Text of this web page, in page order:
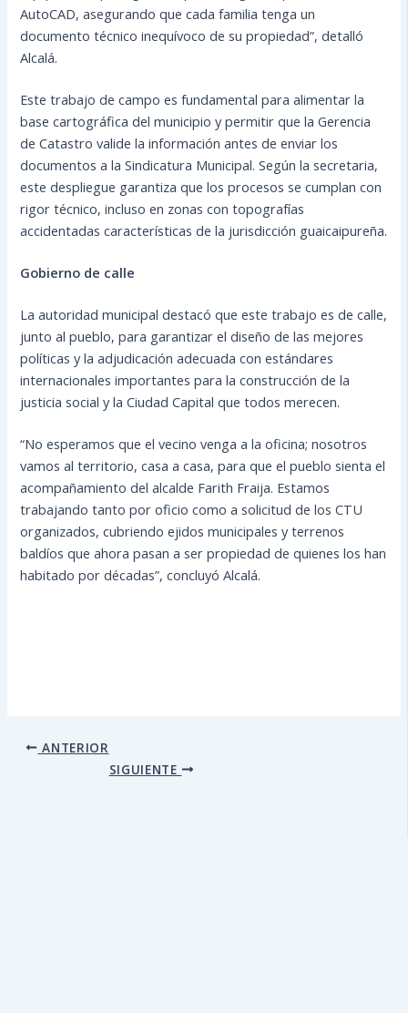
AutoCAD, asegurando que cada familia tenga un
documento técnico inequívoco de su propiedad”, detalló
Alcalá.
Este trabajo de campo es fundamental para alimentar la
base cartográfica del municipio y permitir que la Gerencia
de Catastro valide la información antes de enviar los
documentos a la Sindicatura Municipal. Según la secretaria,
este despliegue garantiza que los procesos se cumplan con
rigor técnico, incluso en zonas con topografías
accidentadas características de la jurisdicción guaicaipureña.
Gobierno de calle
La autoridad municipal destacó que este trabajo es de calle,
junto al pueblo, para garantizar el diseño de las mejores
políticas y la adjudicación adecuada con estándares
internacionales importantes para la construcción de la
justicia social y la Ciudad Capital que todos merecen.
“No esperamos que el vecino venga a la oficina; nosotros
vamos al territorio, casa a casa, para que el pueblo sienta el
acompañamiento del alcalde Farith Fraija. Estamos
trabajando tanto por oficio como a solicitud de los CTU
organizados, cubriendo ejidos municipales y terrenos
baldíos que ahora pasan a ser propiedad de quienes los han
habitado por décadas”, concluyó Alcalá.
ANTERIOR
SIGUIENTE